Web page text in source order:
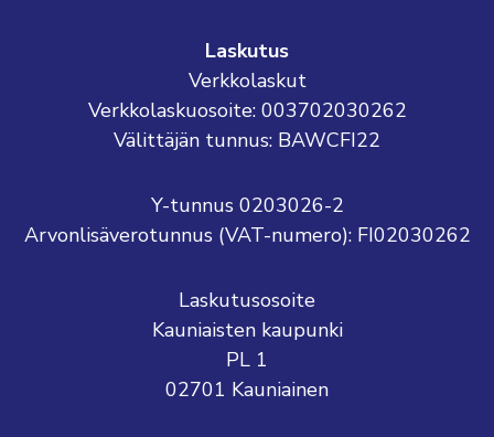
Laskutus
Verkkolaskut
Verkkolaskuosoite: 003702030262
Välittäjän tunnus: BAWCFI22
Y-tunnus 0203026-2
Arvonlisäverotunnus (VAT-numero): FI02030262
Laskutusosoite
Kauniaisten kaupunki
PL 1
02701 Kauniainen